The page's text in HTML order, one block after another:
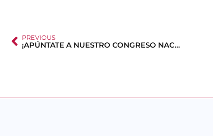
PREVIOUS
¡APÚNTATE A NUESTRO CONGRESO NACIONAL!